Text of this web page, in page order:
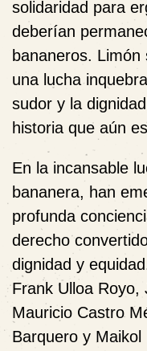
solidaridad para
deberían
bananeros.
una lucha
sudor y la
historia que aún
En la incansable
bananera, han
profunda
derecho
dignidad y
Frank Ulloa Royo,
Mauricio Castro
Barquero y